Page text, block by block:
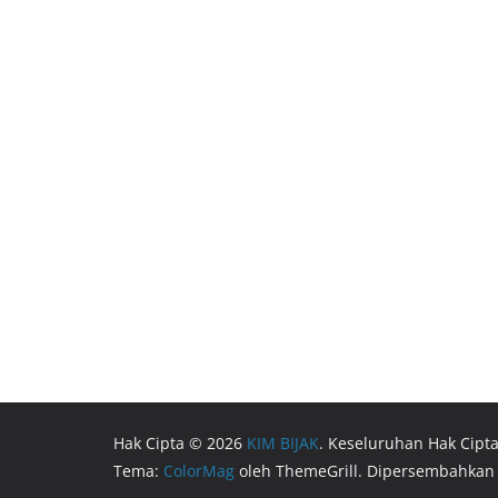
Hak Cipta © 2026 KIM BIJAK. Keseluruhan Hak
Tema: ColorMag oleh ThemeGrill. Dipersembahkan